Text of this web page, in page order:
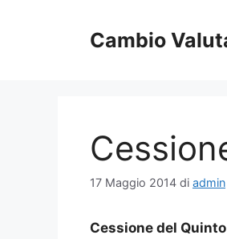
Cambio
17 Maggio 2014 di admin
Cessione del